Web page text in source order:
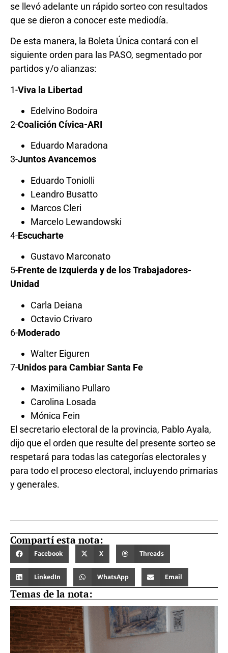
se llevó adelante un rápido sorteo con resultados
que se dieron a conocer este mediodía.
De esta manera, la Boleta Única contará con el
siguiente orden para las PASO, segmentado por
partidos y/o alianzas:
1-Viva la Libertad
Edelvino Bodoira
2-Coalición Cívica-ARI
Eduardo Maradona
3-Juntos Avancemos
Eduardo Toniolli
Leandro Busatto
Marcos Cleri
Marcelo Lewandowski
4-Escucharte
Gustavo Marconato
5-Frente de Izquierda y de los Trabajadores-
Unidad
Carla Deiana
Octavio Crivaro
6-Moderado
Walter Eiguren
7-Unidos para Cambiar Santa Fe
Maximiliano Pullaro
Carolina Losada
Mónica Fein
El secretario electoral de la provincia, Pablo Ayala,
dijo que el orden que resulte del presente sorteo se
respetará para todas las categorías electorales y
para todo el proceso electoral, incluyendo primarias
y generales.
Compartí esta nota:
Facebook X Threads
LinkedIn WhatsApp Email
Temas de la nota: